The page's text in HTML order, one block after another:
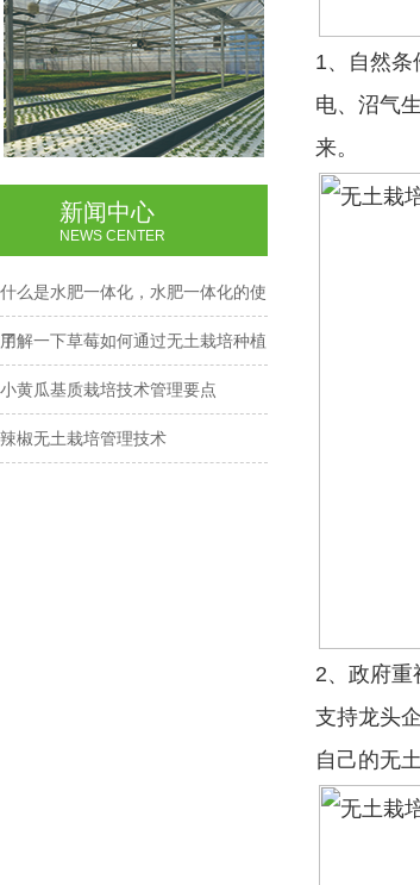
新闻中心
NEWS CENTER
什么是水肥一体化，水肥一体化的使
用
了解一下草莓如何通过无土栽培种植
小黄瓜基质栽培技术管理要点
辣椒无土栽培管理技术
1、自然条
电、沼气
来。
2、政府重
支持龙头
自己的无